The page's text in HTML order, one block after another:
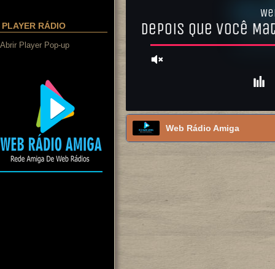
PLAYER RÁDIO
Abrir Player Pop-up
Web Rádio Amiga